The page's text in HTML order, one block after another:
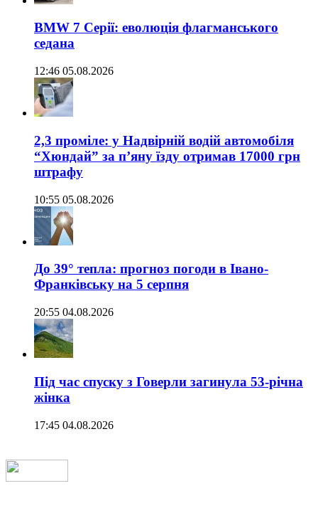
BMW 7 Серії: еволюція флагманського
седана
12:46 05.08.2026
2,3 проміле: у Надвірній водій автомобіля
“Хюндай” за п’яну їзду отримав 17000 грн
штрафу
10:55 05.08.2026
До 39° тепла: прогноз погоди в Івано-
Франківську на 5 серпня
20:55 04.08.2026
Під час спуску з Говерли загинула 53-річна
жінка
17:45 04.08.2026